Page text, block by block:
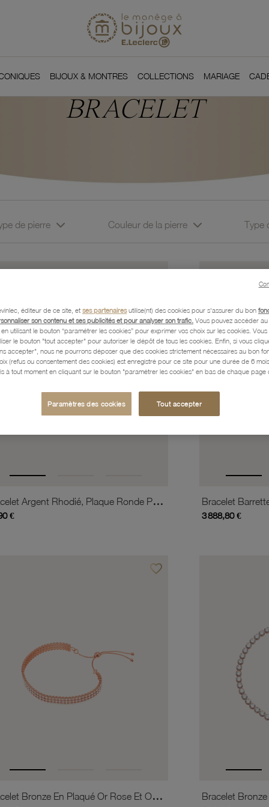
BIJOUX & MONTRES COLLECTIONS MARIAGE
BRACELET
de pierre Couleur de la pierre Type
Bracelet Argent Rhodié, Plaque Ronde Perlée 18 Mm
€ 3 888,80 €
favorite_borderAjouter à vos favoris
Bracelet Bronze En Plaqué Or Rose Et Oxydes De Zirconium
éditeur de ce site, et ses partenairesutilise(nt) des cookies pour s'assurer du bon
son contenu et ses publicités et pour analyser son trafic. Vous pouvez accéder
utilisant le bouton “paramétrer les cookies” pour exprimer vos choix sur les cookies. Vous
le bouton "tout accepter" pour autoriser le dépôt de tous les cookies. Enfin, si vous
accepter", nous ne pourrons déposer que des cookies strictement nécessaires au bon
(refus ou consentement des cookies) est enregistré pour ce site pour une durée de 6
à tout moment en cliquant sur le bouton "paramétrer les cookies" en bas de chaque page
Paramètres des cookies Tout accepter